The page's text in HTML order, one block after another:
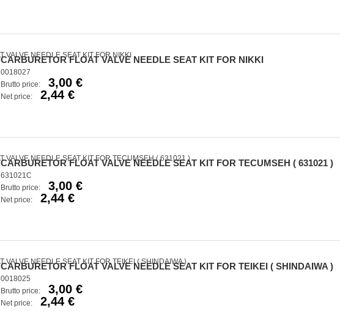
CARBURETOR FLOAT VALVE NEEDLE SEAT KIT FOR NIKKI
0018027
Brutto price:
3,00 €
Net price: 2,44 €
CARBURETOR FLOAT VALVE NEEDLE SEAT KIT FOR TECUMSEH ( 631021 )
631021C
Brutto price:
3,00 €
Net price: 2,44 €
CARBURETOR FLOAT VALVE NEEDLE SEAT KIT FOR TEIKEI ( SHINDAIWA )
0018025
Brutto price:
3,00 €
Net price: 2,44 €